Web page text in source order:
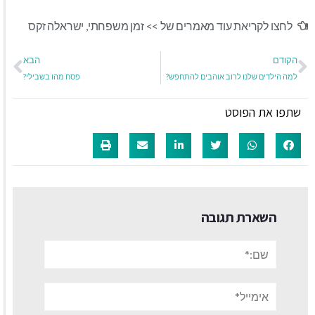
לחצו לקריאת עוד מאמרים של >> זמן משפחתי, ישראלה זקס
הקודם
למה הילדים שלנו לרוב אוהבים להתחפש?
הבא
פסח מהו בשבילי?
שתפו את הפוסט
השארת תגובה